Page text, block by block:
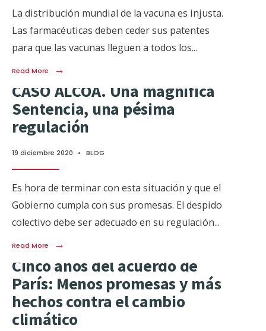
La distribución mundial de la vacuna es injusta.
Las farmacéuticas deben ceder sus patentes
para que las vacunas lleguen a todos los...
Read More →
CASO ALCOA. Una magnífica
Sentencia, una pésima
regulación
19 diciembre 2020 • BLOG
Es hora de terminar con esta situación y que el
Gobierno cumpla con sus promesas. El despido
colectivo debe ser adecuado en su regulación...
Read More →
Cinco años del acuerdo de
París: Menos promesas y más
hechos contra el cambio
climático